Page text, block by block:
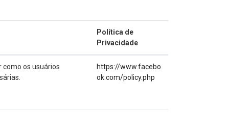
Política de
Privacidade
como os usuários
https://www.facebo
ok.com/policy.php